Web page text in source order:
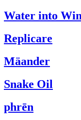
Water into
Replicare
Mäander
Snake Oil
phrēn